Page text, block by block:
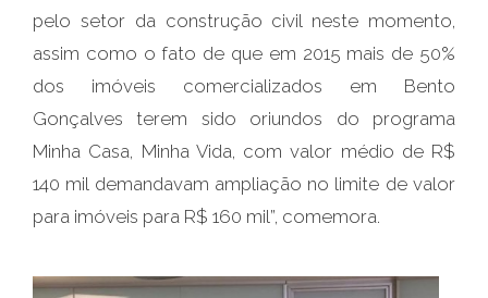
pelo setor da construção civil neste momento,
assim como o fato de que em 2015 mais de 50%
dos imóveis comercializados em Bento
Gonçalves terem sido oriundos do programa
Minha Casa, Minha Vida, com valor médio de R$
140 mil demandavam ampliação no limite de valor
para imóveis para R$ 160 mil”, comemora.